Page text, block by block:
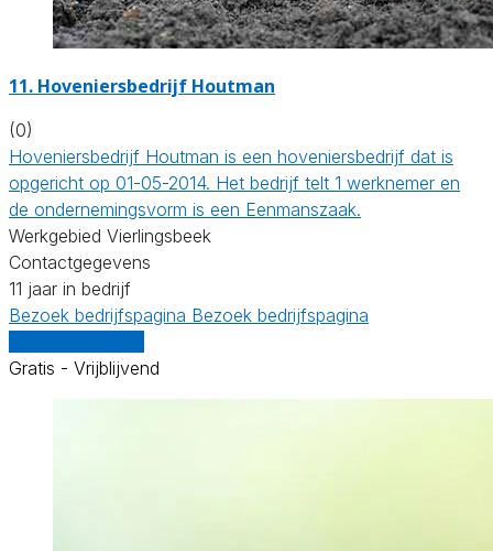
11. Hoveniersbedrijf Houtman
(0)
Hoveniersbedrijf Houtman is een hoveniersbedrijf dat is
opgericht op 01-05-2014. Het bedrijf telt 1 werknemer en
de ondernemingsvorm is een Eenmanszaak.
Werkgebied Vierlingsbeek
Contactgegevens
11 jaar in bedrijf
Bezoek bedrijfspagina Bezoek bedrijfspagina
Gratis - Vrijblijvend